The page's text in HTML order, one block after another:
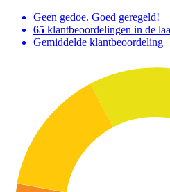
Geen gedoe. Goed geregeld!
65 klantbeoordelingen in de
Gemiddelde klantbeoordeling